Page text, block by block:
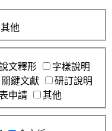
其他
文釋形
字樣說明
關鍵文獻
研訂說明
申請 其他